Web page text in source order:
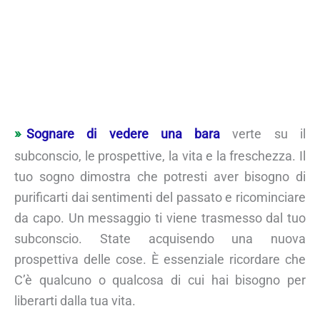
Sognare di vedere una bara verte su il
subconscio, le prospettive, la vita e la freschezza. Il
tuo sogno dimostra che potresti aver bisogno di
purificarti dai sentimenti del passato e ricominciare
da capo. Un messaggio ti viene trasmesso dal tuo
subconscio. State acquisendo una nuova
prospettiva delle cose. È essenziale ricordare che
C’è qualcuno o qualcosa di cui hai bisogno per
liberarti dalla tua vita.